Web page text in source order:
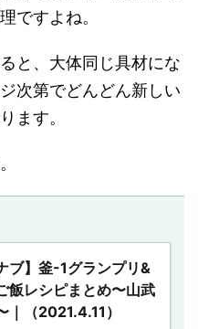
ですよね。
と、大体同じ具材にな
次第でどんどん新しい
ます。
ブ】釜-1グランプリ&
飯レシピまとめ〜山武
｜（2021.4.11）